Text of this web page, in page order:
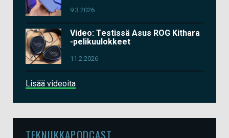
9.3.2026
Video: Testissä Asus ROG Kithara
-pelikuulokkeet
11.2.2026
Lisää videoita
TEKNIIKKAPODCAST